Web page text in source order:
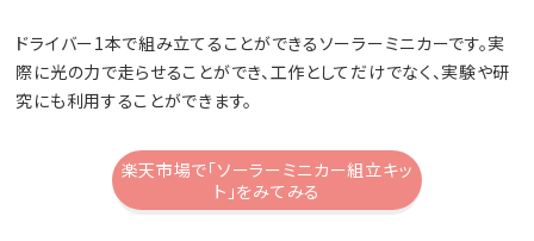
ドライバー1本で組み立てることができるソーラーミニカーです。実
際に光の力で走らせることができ、工作としてだけでなく、実験や研
究にも利用することができます。
楽天市場で「ソーラーミニカー組立キッ
ト」をみてみる